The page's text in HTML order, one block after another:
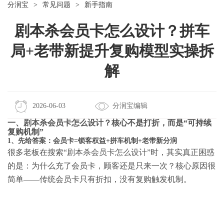
分润宝 > 常见问题 > 新手指南
剧本杀会员卡怎么设计？拼车
局+老带新提升复购模型实操拆
解
2026-06-03 分润宝编辑
一、 剧本杀会员卡怎么设计？核心不是打折，而是“可持续
复购机制”
1、先给答案：会员卡=锁客权益+拼车机制+老带新分润
很多老板在搜索“剧本杀会员卡怎么设计”时，其实真正困惑
的是：为什么充了会员卡，顾客还是只来一次？核心原因很
简单——传统会员卡只有折扣，没有复购触发机制。